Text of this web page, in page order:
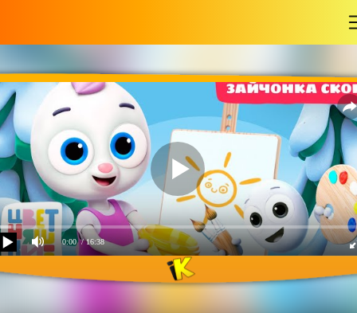
0:00 / 16:38